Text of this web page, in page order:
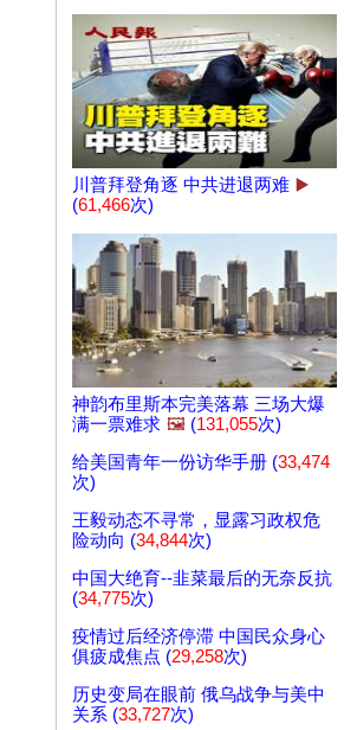
川普拜登角逐 中共进退两难 ▶️
(61,466次)
神韵布里斯本完美落幕 三场大爆
满一票难求 🖼️ (131,055次)
给美国青年一份访华手册 (33,474
次)
王毅动态不寻常，显露习政权危
险动向 (34,844次)
中国大绝育--韭菜最后的无奈反抗
(34,775次)
疫情过后经济停滞 中国民众身心
俱疲成焦点 (29,258次)
历史变局在眼前 俄乌战争与美中
关系 (33,727次)